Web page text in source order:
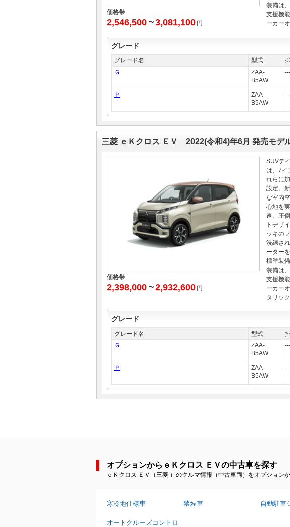
価格帯
2,546,500 ~3,081,100 円
装備は
支援機
ーカー
グレード
グレード名 型式
Ｇ
ZAA-
B5AW
Ｐ
ZAA-
B5AW
三菱 ｅＫクロス ＥＶ 2022(令和4)年6月 発売モデ
価格帯
2,398,000 ~2,932,600 円
SUVテ
は、7イ
れらに
設定。
な室内
心地を
速、圧
トデザ
ッキの
洗練さ
ーター
標準装
装備は
支援機
ーカー
タリッ
グレード
グレード名 型式
Ｇ
ZAA-
B5AW
Ｐ
ZAA-
B5AW
オプションからｅＫクロス ＥＶの中古車を探す
ｅＫクロス ＥＶ（三菱 ）のクルマ情報（中古車両）をオプション
寒冷地仕様車 禁煙車 自動駐車
オートクルーズコントロ